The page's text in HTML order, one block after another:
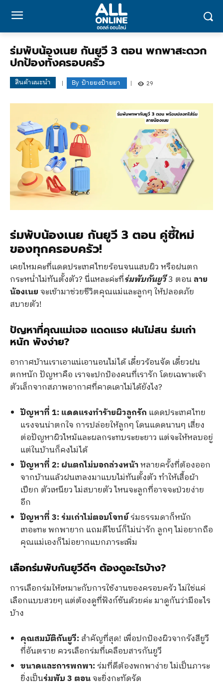
ร่มพับน้องเนย กันยูวี 3 ตอน พกพาสะดวก
ปกป้องทั้งครอบครัว
สินค้าแนะนำ By ป้ายยงป้ายยา 29
ร่มพับน้องเนย กันยูวี 3 ตอน คู่ซี้ใหม่
ของทุกครอบครัว!
เคยไหมคะที่แดดประเทศไทยร้อนจนแสบผิว หรือฝนตก
กระหน่ำไม่ทันตั้งตัว? นี่แหละค่ะที่ร่มพับกันยูวี3 ตอนลาย
น้องเนยจะเข้ามาช่วยชีวิตคุณแม่และลูกๆ ให้ปลอดภัย
สบายตัว!
ปัญหาที่คุณแม่เจอ แดดแรง ฝนไม่สน ร่มเก่า
หนัก พังง่าย?
อากาศบ้านเราเอาแน่เอานอนไม่ได้ เดี๋ยวร้อนจัด เดี๋ยวฝน
ตกหนัก ปัญหาคือ เราจะปกป้องคนที่เรารัก โดยเฉพาะเจ้า
ตัวเล็กจากสภาพอากาศที่คาดเดาไม่ได้ยังไง?
ปัญหาที่ 1: แดดแรงทำร้ายผิวลูกรัก แดดประเทศไทย
แรงจนน่าตกใจ การปล่อยให้ลูกๆ โดนแดดนานๆ เสี่ยง
ต่อปัญหาผิวไหม้และผลกระทบระยะยาว แต่จะให้หลบอยู่
แต่ในบ้านก็คงไม่ได้
ปัญหาที่ 2: ฝนตกไม่บอกล่วงหน้าหลายครั้งที่ต้องออก
จากบ้านแล้วฝนเทลงมาแบบไม่ทันตั้งตัว ทำให้เสื้อผ้า
เปียก ตัวเหนียว ไม่สบายตัว ไหนจะลูกที่อาจจะป่วยง่าย
อีก
ปัญหาที่ 3: ร่มเก่าไม่ตอบโจทย์ร่มธรรมดาก็หนัก
เทอะทะ พกพายาก แถมดีไซน์ก็ไม่น่ารัก ลูกๆ ไม่อยากถือ
คุณแม่เองก็ไม่อยากแบกภาระเพิ่ม
เลือกร่มพับกันยูวีดีๆ ต้องดูอะไรบ้าง?
การเลือกร่มให้เหมาะกับการใช้งานของครอบครัว ไม่ใช่แค่
เลือกแบบสวยๆ แต่ต้องดูที่ฟังก์ชันด้วยค่ะ มาดูกันว่ามีอะไร
บ้าง
คุณสมบัติกันยูวี: สำคัญที่สุด! เพื่อปกป้องผิวจากรังสียูวี
ที่อันตราย ควรเลือกร่มที่เคลือบสารกันยูวี
ขนาดและการพกพา:ร่มที่ดีต้องพกพาง่าย ไม่เป็นภาระ
ยิ่งเป็นร่มพับ 3 ตอนจะยิ่งกะทัดรัด